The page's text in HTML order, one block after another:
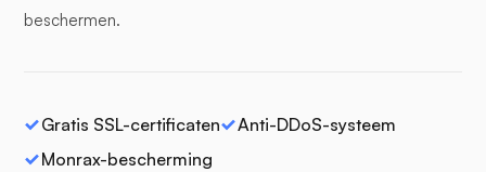
beschermen.
Gratis SSL-certificaten
Anti-DDoS-systeem
Monrax-bescherming